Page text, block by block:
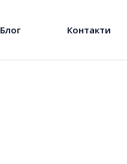
Блог Контакти